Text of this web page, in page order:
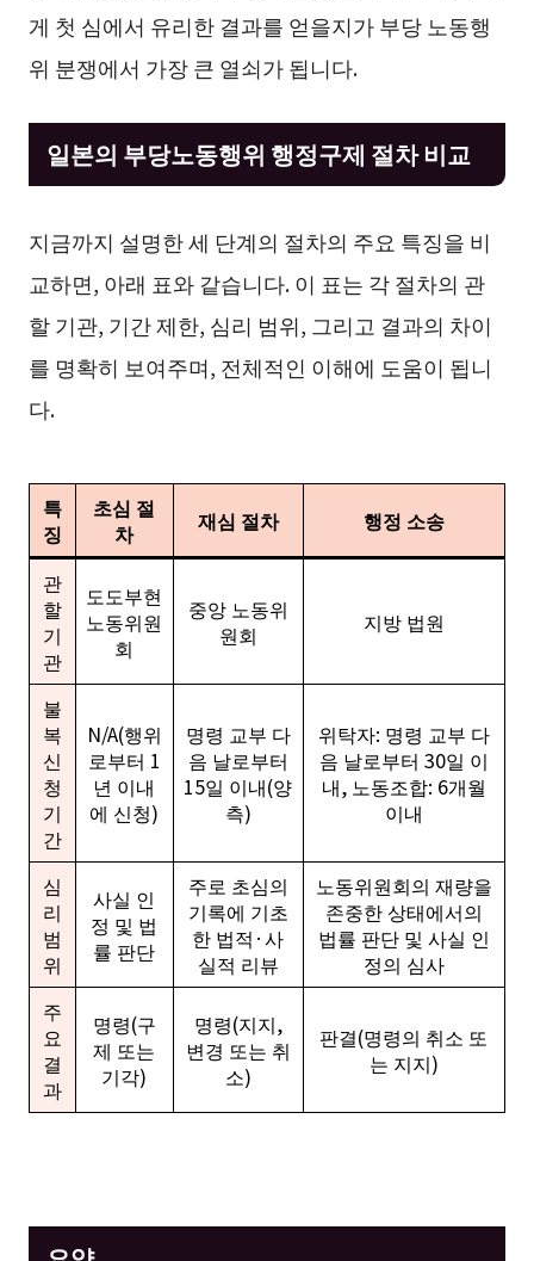
게 첫 심에서 유리한 결과를 얻을지가 부당 노동행
위 분쟁에서 가장 큰 열쇠가 됩니다.
일본의 부당노동행위 행정구제 절차 비교
지금까지 설명한 세 단계의 절차의 주요 특징을 비
교하면, 아래 표와 같습니다. 이 표는 각 절차의 관
할 기관, 기간 제한, 심리 범위, 그리고 결과의 차이
를 명확히 보여주며, 전체적인 이해에 도움이 됩니
다.
특
징
초심 절
차
재심 절차 행정 소송
관
할
기
관
도도부현
노동위원
회
중앙 노동위
원회
지방 법원
불
복
신
청
기
간
N/A(행위
로부터 1
년 이내
에 신청)
명령 교부 다
음 날로부터
15일 이내(양
측)
위탁자: 명령 교부 다
음 날로부터 30일 이
내, 노동조합: 6개월
이내
심
리
범
위
사실 인
정 및 법
률 판단
주로 초심의
기록에 기초
한 법적·사
실적 리뷰
노동위원회의 재량을
존중한 상태에서의
법률 판단 및 사실 인
정의 심사
주
요
결
과
명령(구
제 또는
기각)
명령(지지,
변경 또는 취
소)
판결(명령의 취소 또
는 지지)